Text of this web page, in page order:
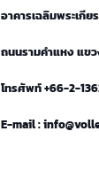
อาคารเฉลิมพระเกี
ถนนรามคำแหง แข
โทรศัพท์ +66-2-
E-mail :